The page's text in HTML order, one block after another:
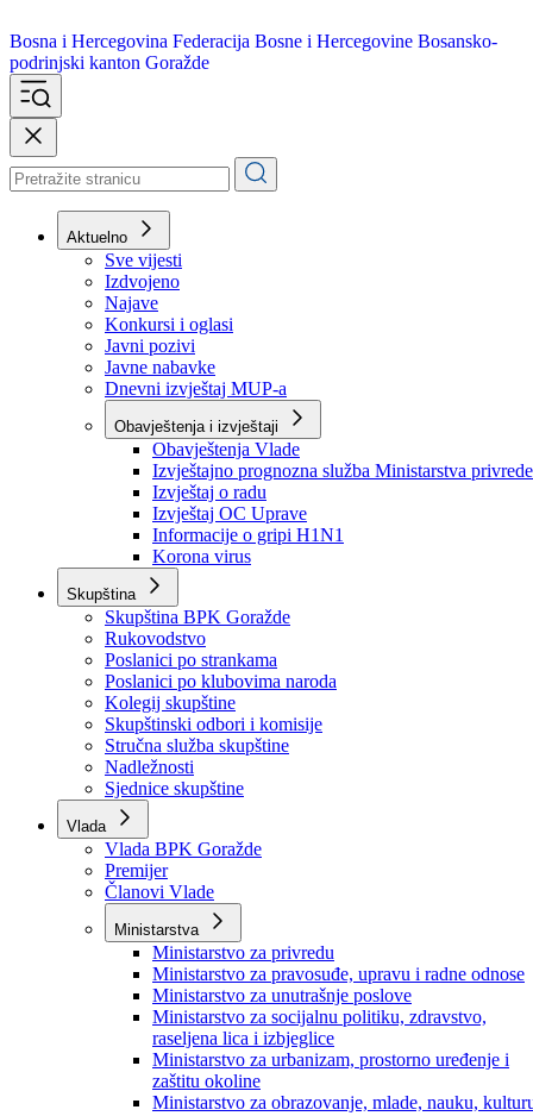
Bosna i Hercegovina
podrinjski kanton Goražde
Aktuelno
Sve vijesti
Izdvojeno
Najave
Konkursi i oglasi
Javni pozivi
Javne nabavke
Dnevni izvještaj MUP-a
Obavještenja i izvještaji
Obavještenja Vlade
Izvještajno prognozna služba Ministarstva privrede
Izvještaj o radu
Izvještaj OC Uprave
Informacije o gripi H1N1
Korona virus
Skupština
Skupština BPK Goražde
Rukovodstvo
Poslanici po strankama
Poslanici po klubovima naroda
Kolegij skupštine
Skupštinski odbori i komisije
Stručna služba skupštine
Nadležnosti
Sjednice skupštine
Vlada
Vlada BPK Goražde
Premijer
Članovi Vlade
Ministarstva
Ministarstvo za privredu
Ministarstvo za pravosuđe, upravu i radne odnose
Ministarstvo za unutrašnje poslove
Ministarstvo za socijalnu politiku, zdravstvo,
raseljena lica i izbjeglice